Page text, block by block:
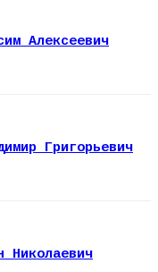
Алексеевич
Григорьевич
Николаевич